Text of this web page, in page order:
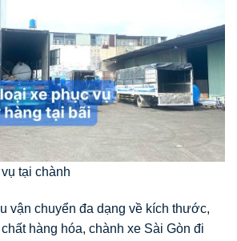
tại chành
vận chuyển đa dạng về kích thước,
hàng hóa, chành xe Sài Gòn đi